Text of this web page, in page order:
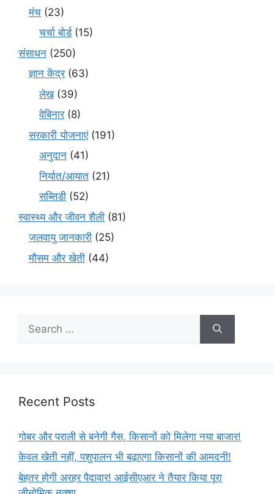
मंच (23)
चर्चा बोर्ड(15)
संसाधन (250)
ज्ञान केंद्र(63)
लेख(39)
वेबिनार(8)
सरकारी योजनाएं(191)
अनुदान (41)
निर्यात/आयात (21)
सब्सिडी (52)
स्वास्थ्य और जीवन शैली (81)
जलवायु जानकारी (25)
मौसम और खेती (44)
Recent Posts
गोबर और पराली से बनेगी गैस, किसानों को मिलेगा नया बाजार!
केवल खेती नहीं, पशुपालन भी बढ़ाएगा किसानों की आमदनी!
बेहतर होगी अरहर पैदावार! आईसीएआर ने तैयार किया पूरा